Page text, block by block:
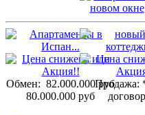
Обмен: 82.000.000 руб
80.000.000 руб
Продажа: